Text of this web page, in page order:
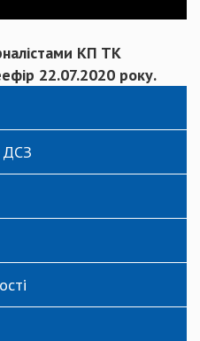
КП ТК
22.07.2020 року.
ДСЗ